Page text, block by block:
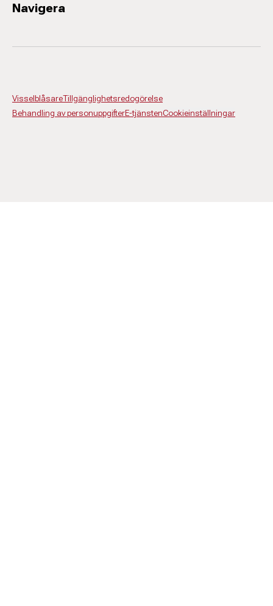
Navigera
VisselblåsareTillgänglighetsredogörelse
Behandling av personuppgifterE-tjänstenCookieinställningar